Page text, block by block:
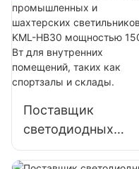
мощностью 100
Вт для высоких
пролетов,
внутреннего
освещения
фабрик, складов и
т. д.
Поставщик
светодиодных
промышленных и